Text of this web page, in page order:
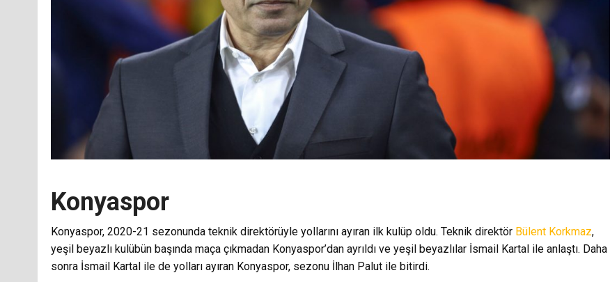
Konyaspor
Konyaspor, 2020-21 sezonunda teknik direktörüyle yollarını ayıran ilk kulüp oldu. Teknik direktör Bülent Korkmaz,
yeşil beyazlı kulübün başında maça çıkmadan Konyaspor’dan ayrıldı ve yeşil beyazlılar İsmail Kartal ile anlaştı. Daha
sonra İsmail Kartal ile de yolları ayıran Konyaspor, sezonu İlhan Palut ile bitirdi.